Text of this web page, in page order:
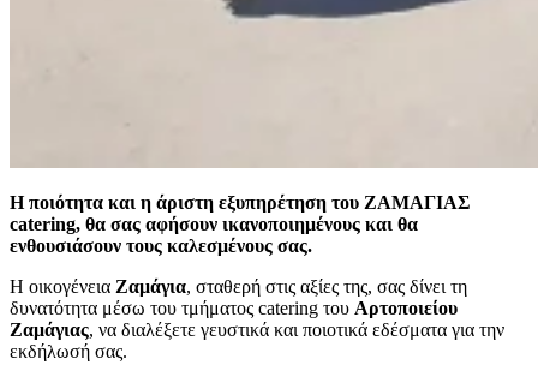
Η ποιότητα και η άριστη εξυπηρέτηση του ΖΑΜΑΓΙΑΣ
catering, θα σας αφήσουν ικανοποιημένους και θα
ενθουσιάσουν τους καλεσμένους σας.
Η οικογένεια Ζαμάγια, σταθερή στις αξίες της, σας δίνει τη
δυνατότητα μέσω του τμήματος catering του Αρτοποιείου
Ζαμάγιας, να διαλέξετε γευστικά και ποιοτικά εδέσματα για την
εκδήλωσή σας.